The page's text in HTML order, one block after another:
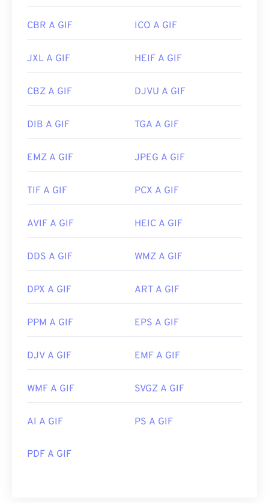
CBR A GIF ICO A GIF
JXL A GIF HEIF A GIF
CBZ A GIF DJVU A GIF
DIB A GIF TGA A GIF
EMZ A GIF JPEG A GIF
TIF A GIF PCX A GIF
AVIF A GIF HEIC A GIF
DDS A GIF WMZ A GIF
DPX A GIF ART A GIF
PPM A GIF EPS A GIF
DJV A GIF EMF A GIF
WMF A GIF SVGZ A GIF
AI A GIF PS A GIF
PDF A GIF